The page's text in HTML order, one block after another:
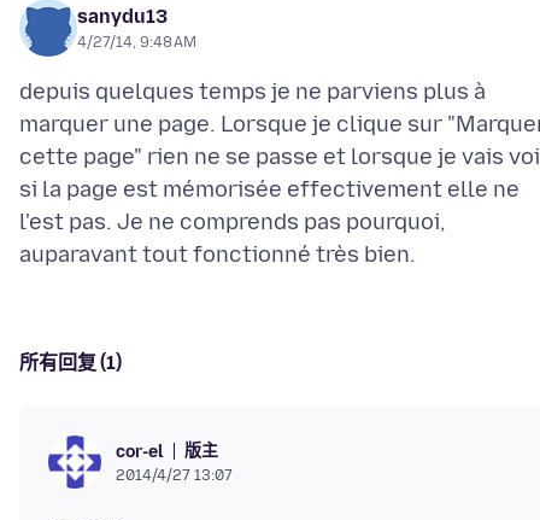
sanydu13
4/27/14, 9:48 AM
depuis quelques temps je ne parviens plus à
marquer une page. Lorsque je clique sur
cette page" rien ne se passe et lorsque je vais
si la page est mémorisée effectivement elle ne
l'est pas. Je ne comprends pas pourquoi,
所有回复 (1)
cor-el 版主
2014/4/27 13:07